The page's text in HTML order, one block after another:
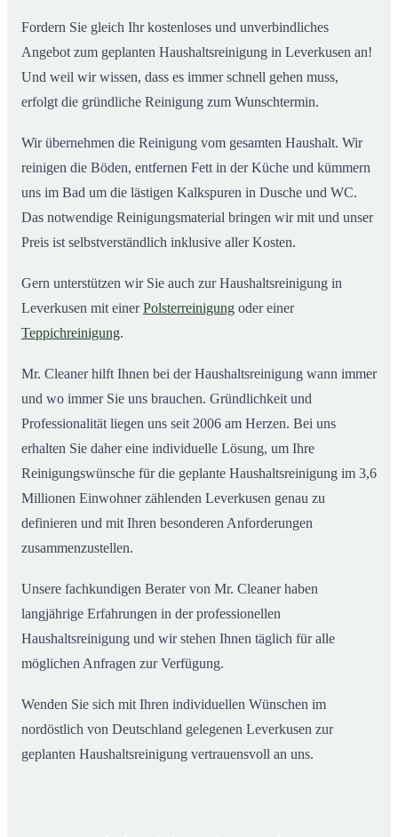
Fordern Sie gleich Ihr kostenloses und unverbindliches
Angebot zum geplanten Haushaltsreinigung in Leverkusen an!
Und weil wir wissen, dass es immer schnell gehen muss,
erfolgt die gründliche Reinigung zum Wunschtermin.
Wir übernehmen die Reinigung vom gesamten Haushalt. Wir
reinigen die Böden, entfernen Fett in der Küche und kümmern
uns im Bad um die lästigen Kalkspuren in Dusche und WC.
Das notwendige Reinigungsmaterial bringen wir mit und unser
Preis ist selbstverständlich inklusive aller Kosten.
Gern unterstützen wir Sie auch zur Haushaltsreinigung in
Leverkusen mit einerPolsterreinigung oder einer
Teppichreinigung.
Mr. Cleaner hilft Ihnen bei der Haushaltsreinigung wann immer
und wo immer Sie uns brauchen. Gründlichkeit und
Professionalität liegen uns seit 2006 am Herzen. Bei uns
erhalten Sie daher eine individuelle Lösung, um Ihre
Reinigungswünsche für die geplante Haushaltsreinigung im 3,6
Millionen Einwohner zählenden Leverkusen genau zu
definieren und mit Ihren besonderen Anforderungen
zusammenzustellen.
Unsere fachkundigen Berater von Mr. Cleaner haben
langjährige Erfahrungen in der professionellen
Haushaltsreinigung und wir stehen Ihnen täglich für alle
möglichen Anfragen zur Verfügung.
Wenden Sie sich mit Ihren individuellen Wünschen im
nordöstlich von Deutschland gelegenen Leverkusen zur
geplanten Haushaltsreinigung vertrauensvoll an uns.